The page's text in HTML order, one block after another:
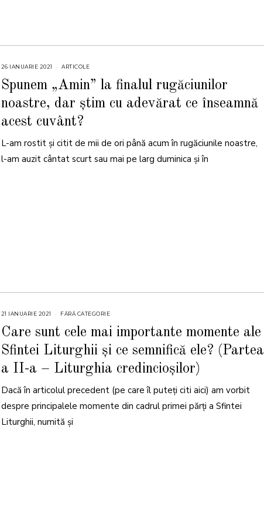
26 IANUARIE 2021 ARTICOLE
Spunem „Amin” la finalul rugăciunilor
noastre, dar știm cu adevărat ce înseamnă
acest cuvânt?
L-am rostit și citit de mii de ori până acum în rugăciunile noastre,
l-am auzit cântat scurt sau mai pe larg duminica și în
21 IANUARIE 2021 FĂRĂ CATEGORIE
Care sunt cele mai importante momente ale
Sfintei Liturghii și ce semnifică ele? (Partea
a II-a – Liturghia credincioșilor)
Dacă în articolul precedent (pe care îl puteți citi aici) am vorbit
despre principalele momente din cadrul primei părți a Sfintei
Liturghii, numită și